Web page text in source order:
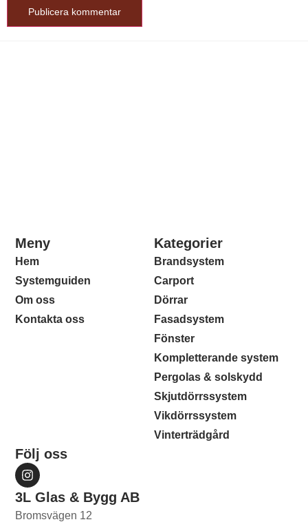
3L Glas & Bygg AB
Bromsvägen 12
Meny
Hem
Systemguiden
Om oss
Kontakta oss
Kategorier
Brandsystem
Carport
Dörrar
Fasadsystem
Fönster
Kompletterande system
Pergolas & solskydd
Skjutdörrssystem
Vikdörrssystem
Vinterträdgård
Följ oss